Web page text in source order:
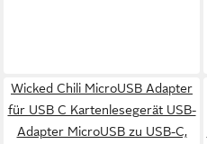
Wicked Chili MicroUSB Adapter
für USB C Kartenlesegerät USB-
Adapter MicroUSB zu USB-C,